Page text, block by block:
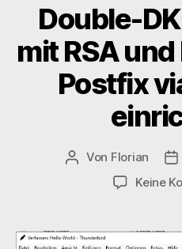
Double-
mit RSA
Postfix
Beitragsautor
Von Florian
Keine